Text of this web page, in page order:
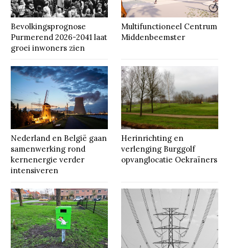
Bevolkingsprognose
Purmerend 2026-2041 laat
groei inwoners zien
Multifunctioneel Centrum
Middenbeemster
Nederland en België gaan
samenwerking rond
kernenergie verder
intensiveren
Herinrichting en
verlenging Burggolf
opvanglocatie Oekraïners